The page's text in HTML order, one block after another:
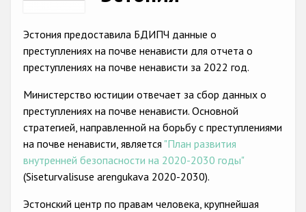
Anti-Roma hate crime
Anti-Semitic hate crime
Anti-Muslim hate crime
Anti-Christian hate crime
Other hate crime based on religion or belief
Gender-based hate crime
Эстония предоставила БДИПЧ данные о
преступлениях на почве ненависти для отчета о
преступлениях на почве ненависти за 2022 год.
Министерство юстиции отвечает за сбор данных о
преступлениях на почве ненависти. Основной
стратегией, направленной на борьбу с преступлениями
на почве ненависти, является "План развития
внутренней безопасности на 2020-2030 годы"
(Siseturvalisuse arengukava 2020-2030).
Эстонский центр по правам человека, крупнейшая